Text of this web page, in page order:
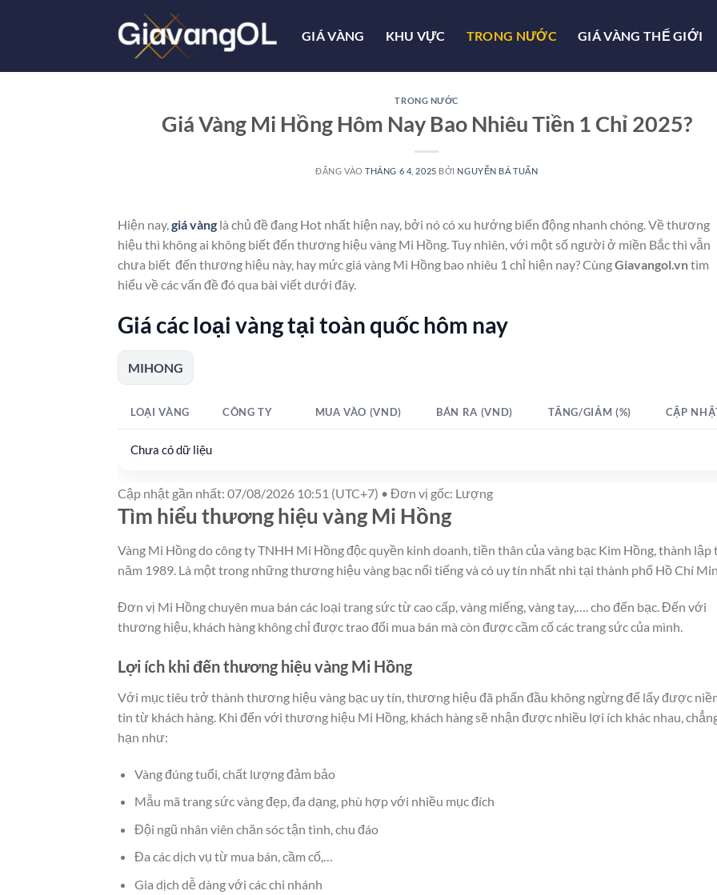
dung
GIÁ VÀNG KHU VỰC TRONG NƯỚC GIÁ VÀNG THẾ GIỚI
TRONG NƯỚC
Giá Vàng Mi Hồng Hôm Nay Bao Nhiêu Tiền 1 Chỉ 2025?
ĐĂNG VÀOTHÁNG 6 4, 2025 BỞI NGUYỄN BÁ TUẤN
Hiện nay, giá vàng là chủ đề đang Hot nhất hiện nay, bởi nó có xu hướng biến động nhanh chóng. Về thương
hiệu thì không ai không biết đến thương hiệu vàng Mi Hồng. Tuy nhiên, với một số người ở miền Bắc thì vẫn
chưa biết đến thương hiệu này, hay mức giá vàng Mi Hồng bao nhiêu 1 chỉ hiện nay? CùngGiavangol.vntìm
hiểu về các vấn đề đó qua bài viết dưới đây.
Giá các loại vàng tại toàn quốc hôm nay
MIHONG
LOẠI VÀNG CÔNG TY MUA VÀO (VND) BÁN RA (VND) TĂNG/GIẢM (%) CẬP
Chưa có dữ liệu
Cập nhật gần nhất: 07/08/2026 10:51 (UTC+7) • Đơn vị gốc: Lượng
Tìm hiểu thương hiệu vàng Mi Hồng
Vàng Mi Hồng do công ty TNHH Mi Hồng độc quyền kinh doanh, tiền thân của vàng bạc Kim Hồng, thành lập
năm 1989. Là một trong những thương hiệu vàng bạc nổi tiếng và có uy tín nhất nhì tại thành phố Hồ Chí
Đơn vị Mi Hồng chuyên mua bán các loại trang sức từ cao cấp, vàng miếng, vàng tay,…. cho đến bạc. Đến với
thương hiệu, khách hàng không chỉ được trao đổi mua bán mà còn được cầm cố các trang sức của mình.
Lợi ích khi đến thương hiệu vàng Mi Hồng
Với mục tiêu trở thành thương hiệu vàng bạc uy tín, thương hiệu đã phấn đầu không ngừng để lấy được
tin từ khách hàng. Khi đến với thương hiệu Mi Hồng, khách hàng sẽ nhận được nhiều lợi ích khác nhau,
hạn như:
Vàng đúng tuổi, chất lượng đảm bảo
Mẫu mã trang sức vàng đẹp, đa dạng, phù hợp với nhiều mục đích
Đội ngũ nhân viên chăn sóc tận tình, chu đáo
Đa các dịch vụ từ mua bán, cầm cố,…
Gia dịch dễ dàng với các chi nhánh